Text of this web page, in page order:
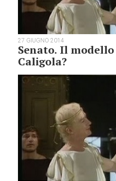
27 GIUGNO 2014
Senato. Il
Caligola?